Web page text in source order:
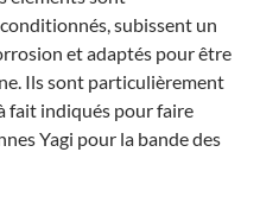
subissent un
et adaptés pour être
Ils sont particulièrement
fait indiqués pour faire
Yagi pour la bande des